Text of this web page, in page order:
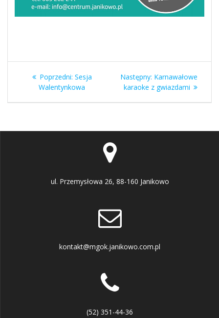
Nawigacja
wpisu
Poprzedni: Poprzedni
wpis:
Sesja
Walentynkowa
Następny: Następny
wpis:
Karnawałowe
karaoke z gwiazdami
ul. Przemysłowa 26, 88-160 Janikowo
kontakt@mgok.janikowo.com.pl
(52) 351-44-36